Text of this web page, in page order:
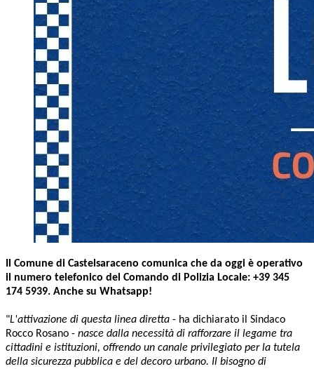
Il Comune di Castelsaraceno comunica che da oggi è operativo
il numero telefonico del Comando di Polizia Locale: +39 345
174 5939. Anche su Whatsapp!
"L'attivazione di questa linea diretta - ha dichiarato il Sindaco
Rocco Rosano - nasce dalla necessità di rafforzare il legame tra
cittadini e istituzioni, offrendo un canale privilegiato per la tutela
della sicurezza pubblica e del decoro urbano. Il bisogno di